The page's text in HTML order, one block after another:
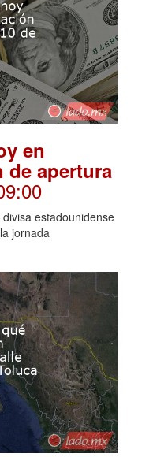
en
de apertura
estadounidense
jornada